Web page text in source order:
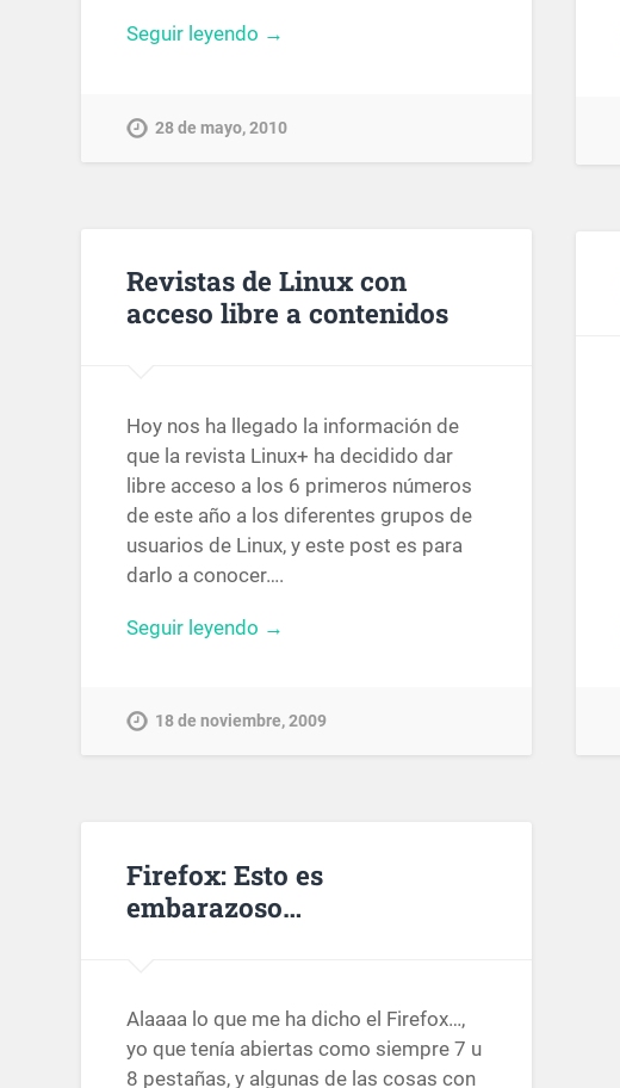
Seguir leyendo →
28 de mayo, 2010
Revistas de Linux con
acceso libre a contenidos
Hoy nos ha llegado la información de
que la revista Linux+ ha decidido dar
libre acceso a los 6 primeros números
de este año a los diferentes grupos de
usuarios de Linux, y este post es para
darlo a conocer….
Seguir leyendo →
18 de noviembre, 2009
Firefox: Esto es
embarazoso…
Alaaaa lo que me ha dicho el Firefox…,
yo que tenía abiertas como siempre 7 u
8 pestañas, y algunas de las cosas con